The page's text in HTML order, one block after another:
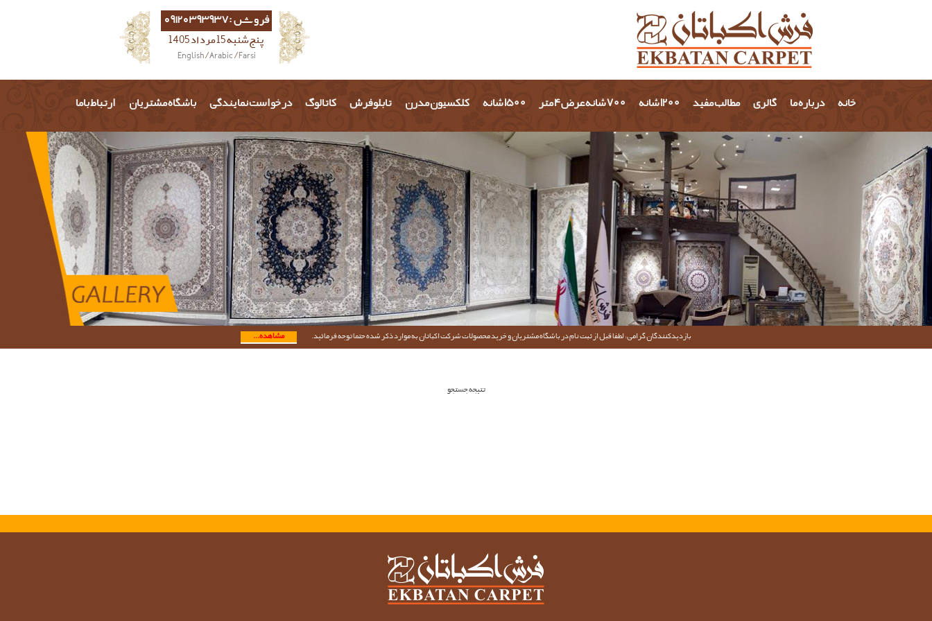
فروش :09120393937
پنج شنبه 15 مرداد 1405
English/ Arabic / Farsi
خانه درباره ما گالری مطالب مفید 1200 شانه 700 شانه عرض 4 متر 1500 شانه کلکسیون مدرن تابلو فرش کاتالوگ درخواست نمایندگی باشگاه مشتریان ارتباط باما
بازدیدکنندگان گرامی؛ لطفا قبل از ثبت نام در باشگاه مشتریان و خرید محصولات شرکت اکباتان به موارد ذکر شده حتما توجه فرمائید. مشاهده...
تتیجه جستجو